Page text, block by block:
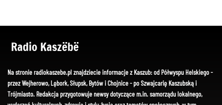
Radio Kaszëbë
Na stronie radiokaszebe.pl znajdziecie informacje z Kaszub: od Półwyspu Helskiego -
przez Wejherowo, Lębork, Słupsk, Bytów i Chojnice - po Szwajcarię Kaszubską i
Trójmiasto. Redakcja przygotowuje newsy dotyczące m.in. samorządu lokalnego,